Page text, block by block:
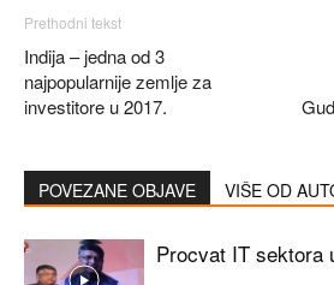
Prethodni tekst
Indija – jedna od 3
najpopularnije zemlje za
investitore u 2017.
POVEZANE OBJAVE VIŠE OD
Procvat IT sektora